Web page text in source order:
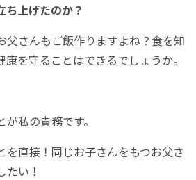
ち上げたのか？
父さんもご飯作りますよね？食を知
康を守ることはできるでしょうか。
私の責務です。
を直接！同じお子さんをもつお父さ
い！